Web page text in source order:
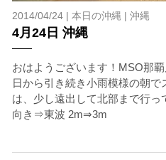
2014/04/24 | 本日の沖縄 | 沖縄
4月24日 沖縄
おはようございます！MSO那
日から引き続き小雨模様の朝
は、少し遠出して北部まで行
向き⇒東波 2m⇒3m